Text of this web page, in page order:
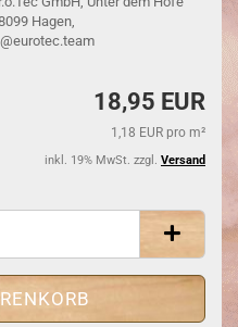
Hagen,
18,95 EUR
1,18 EUR pro m²
inkl. 19% MwSt. zzgl. Versand